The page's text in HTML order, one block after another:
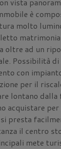
vista
è
molto
oltre ad un
Possibilità
con
per il
lontano
acquistare
presta
il centro
mete